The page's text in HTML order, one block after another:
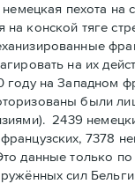
пехота на
на конской тяге
на их
году на Западном
были
2439
7378
данные только
сил